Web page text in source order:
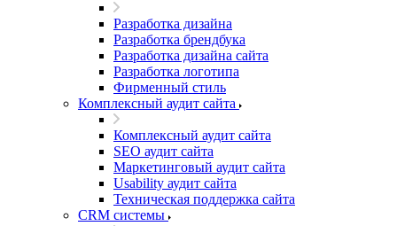
Разработка дизайна
Разработка брендбука
Разработка дизайна сайта
Разработка логотипа
Фирменный стиль
Комплексный аудит сайта
Комплексный аудит сайта
SEO аудит сайта
Маркетинговый аудит сайта
Usability аудит сайта
Техническая поддержка сайта
CRM системы